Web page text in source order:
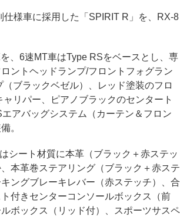
様車に採用した「SPIRIT R」を、RX-8
、6速MT車はType RSをベースとし、専
ントヘッドランプ/フロントフォグラン
ブラックベゼル）、レッド塗装のフロ
ャリパー、ピアノブラックのセンタート
アバッグシステム（カーテン＆フロン
。
シート材質に本革（ブラック＋赤ステッ
本革巻ステアリング（ブラック＋赤ステ
ングブレーキレバー（赤ステッチ）、合
付きセンターコンソールボックス（前
ボックス（リッド付）、スポーツサスペ